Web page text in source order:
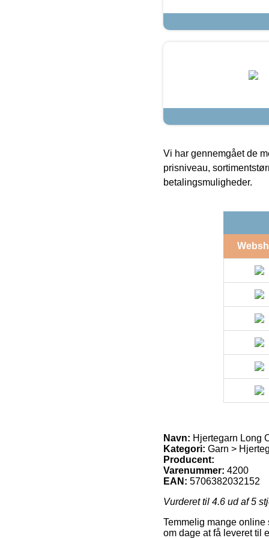
Vi har gennemgået de
prisniveau,
betalingsmuligheder.
Navn: Hjertegarn Long
Kategori: Garn >
Producent:
Varenummer: 4200
EAN: 5706382032152
Vurderet til 4.6 ud af 5
Temmelig mange online
om dage at få leveret til